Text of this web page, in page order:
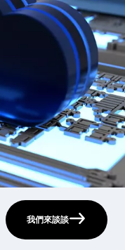
我們來談談